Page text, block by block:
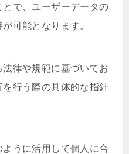
で、ユーザーデータの
可能となります。
律や規範に基づいてお
行う際の具体的な指針
うに活用して個人に合